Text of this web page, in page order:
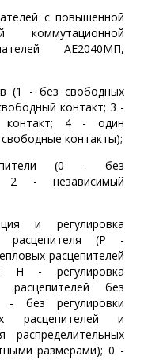
с повышенной
коммутационной
АЕ2040МП,
(1 - без свободных
контакт; 3 -
контакт; 4 - один
контакты);
(0 - без
2 - независимый
и регулировка
расцепителя (Р -
расцепителей
Н - регулировка
без
- без регулировки
расцепителей и
распределительных
размерами); 0 -